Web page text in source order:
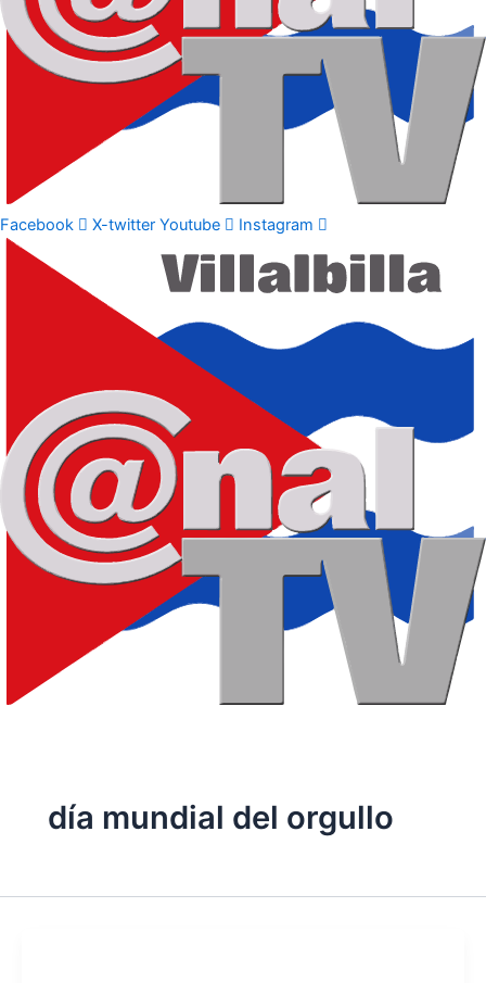
Facebook X-twitter Youtube Instagram
día mundial del orgullo